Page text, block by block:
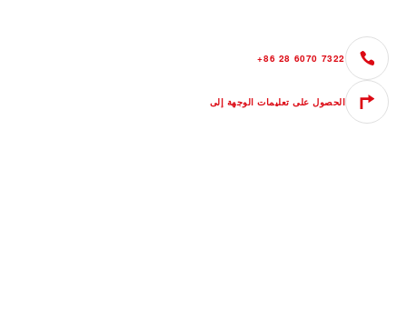
+86 28 6070 7322
الحصول على تعليمات الوجهة إلى